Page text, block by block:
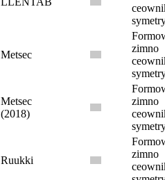
Metsec
zimno
Metsec
(2018)
zimno
Ruukki
zimno